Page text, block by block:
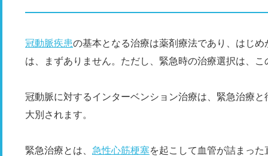
冠動脈疾患の基本となる治療は薬剤療法であり、はじ
は、まずありません。ただし、緊急時の治療選択は、
冠動脈に対するインターベンション治療は、緊急治療
大別されます。
緊急治療とは、 急性心筋梗塞を起こして血管が詰まっ